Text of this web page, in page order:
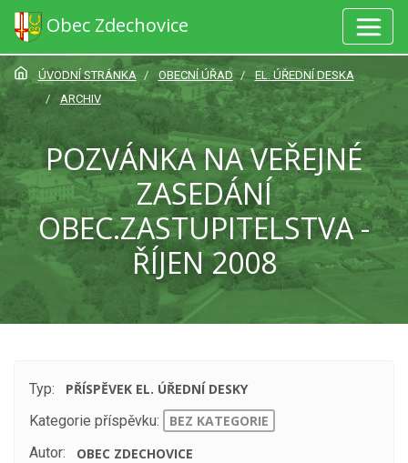
Obec Zdechovice
ÚVODNÍ STRÁNKA OBECNÍ ÚŘAD
EL. ÚŘEDNÍ DESKA
ARCHIV
POZVÁNKA NA VEŘEJNÉ
ZASEDÁNÍ
OBEC.ZASTUPITELSTVA -
ŘÍJEN 2008
Typ:
PŘÍSPĚVEK EL. ÚŘEDNÍ DESKY
Kategorie příspěvku:
BEZ KATEGORIE
Autor:
OBEC ZDECHOVICE